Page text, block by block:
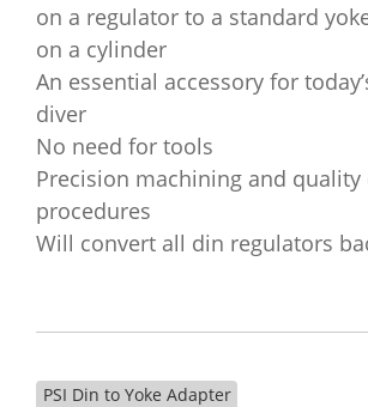
on a regulator to a standard
on a cylinder
An essential accessory for
diver
No need for tools
Precision machining and quality
procedures
Will convert all din regulators
PSI Din to Yoke Adapter